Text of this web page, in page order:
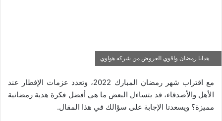
هدايا رمضان واقوي العروض من شركه هواوي
مع اقتراب شهر رمضان المبارك 2022، وتعدد عزمات الإفطار عند
الأهل والأصدقاء، قد يتساءل البعض ما هي أفضل فكرة هدية رمضانية
مميزة؟ ويسعدنا الإجابة على سؤالك في هذا المقال.